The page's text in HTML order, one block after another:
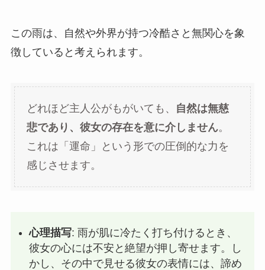
この雨は、自然や外界が持つ冷酷さと無関心を象
徴していると考えられます。
どれほど主人公がもがいても、
自然は無慈
悲であり、彼女の存在を意に介しません。
これは「運命」という形での圧倒的な力を
感じさせます。
心理描写: 雨が肌に冷たく打ち付けるとき、
彼女の心には不安と絶望が押し寄せます。し
かし、その中で見せる彼女の表情には、諦め